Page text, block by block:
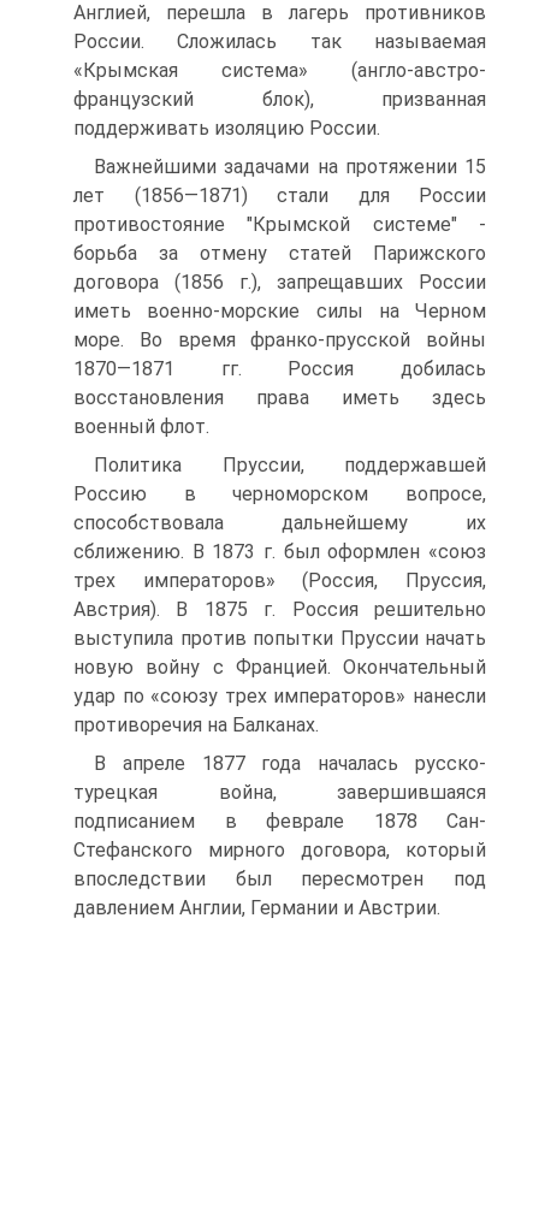
Англией, перешла в лагерь противников
России. Сложилась так называемая
«Крымская система» (англо-австро-
французский блок), призванная
поддерживать изоляцию России.
Важнейшими задачами на протяжении 15
лет (1856—1871) стали для России
противостояние "Крымской системе" -
борьба за отмену статей Парижского
договора (1856 г.), запрещавших России
иметь военно-морские силы на Черном
море. Во время франко-прусской войны
1870—1871 гг. Россия добилась
восстановления права иметь здесь
военный флот.
Политика Пруссии, поддержавшей
Россию в черноморском вопросе,
способствовала дальнейшему их
сближению. В 1873 г. был оформлен «союз
трех императоров» (Россия, Пруссия,
Австрия). В 1875 г. Россия решительно
выступила против попытки Пруссии начать
новую войну с Францией. Оконча­тельный
удар по «союзу трех императоров» нанесли
противоречия на Балканах.
В апреле 1877 года началась русско-
турецкая война, завершившаяся
подписанием в феврале 1878 Сан-
Стефанского мирного договора, который
впоследствии был пересмотрен под
давлением Англии, Германии и Австрии.